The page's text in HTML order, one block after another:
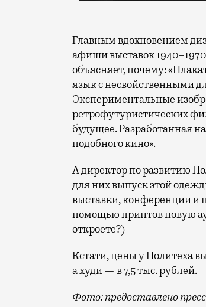
Главным вдохновением
афиши выставок
объясняет, почему:
язык с несвойственными
Экспериментальные
ретрофутуристических
будущее. Разработанная
подобного кино».
А директор по развитию
для них выпуск этой
выставки, конференции и
помощью принтов новую
откроете?)
Кстати, цены у Политеха
а худи — в 7,5 тыс. рублей.
Фото: предоставлено